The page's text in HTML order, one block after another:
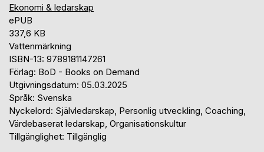
Ekonomi & ledarskap
ePUB
337,6 KB
Vattenmärkning
ISBN-13: 9789181147261
Förlag: BoD - Books on Demand
Utgivningsdatum: 05.03.2025
Språk: Svenska
Nyckelord: Självledarskap, Personlig utveckling, Coaching,
Värdebaserat ledarskap, Organisationskultur
Tillgänglighet: Tillgänglig